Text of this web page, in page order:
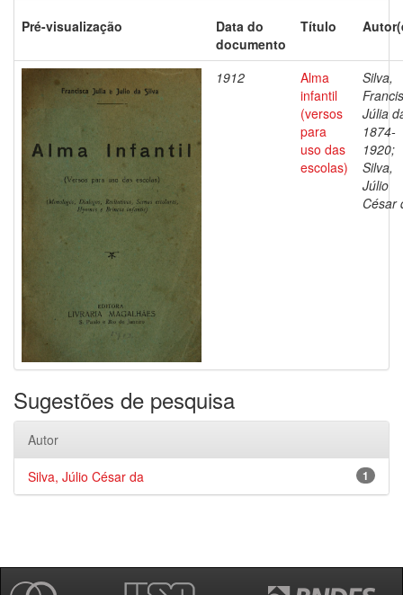
Pré-visualização
Data do
documento
Título
1912
Alma
infantil
(versos
para
uso das
escolas)
Silva,
Júlia
1874-
1920;
Silva,
Júlio
César
Sugestões de pesquisa
Autor
1
Silva, Júlio César da